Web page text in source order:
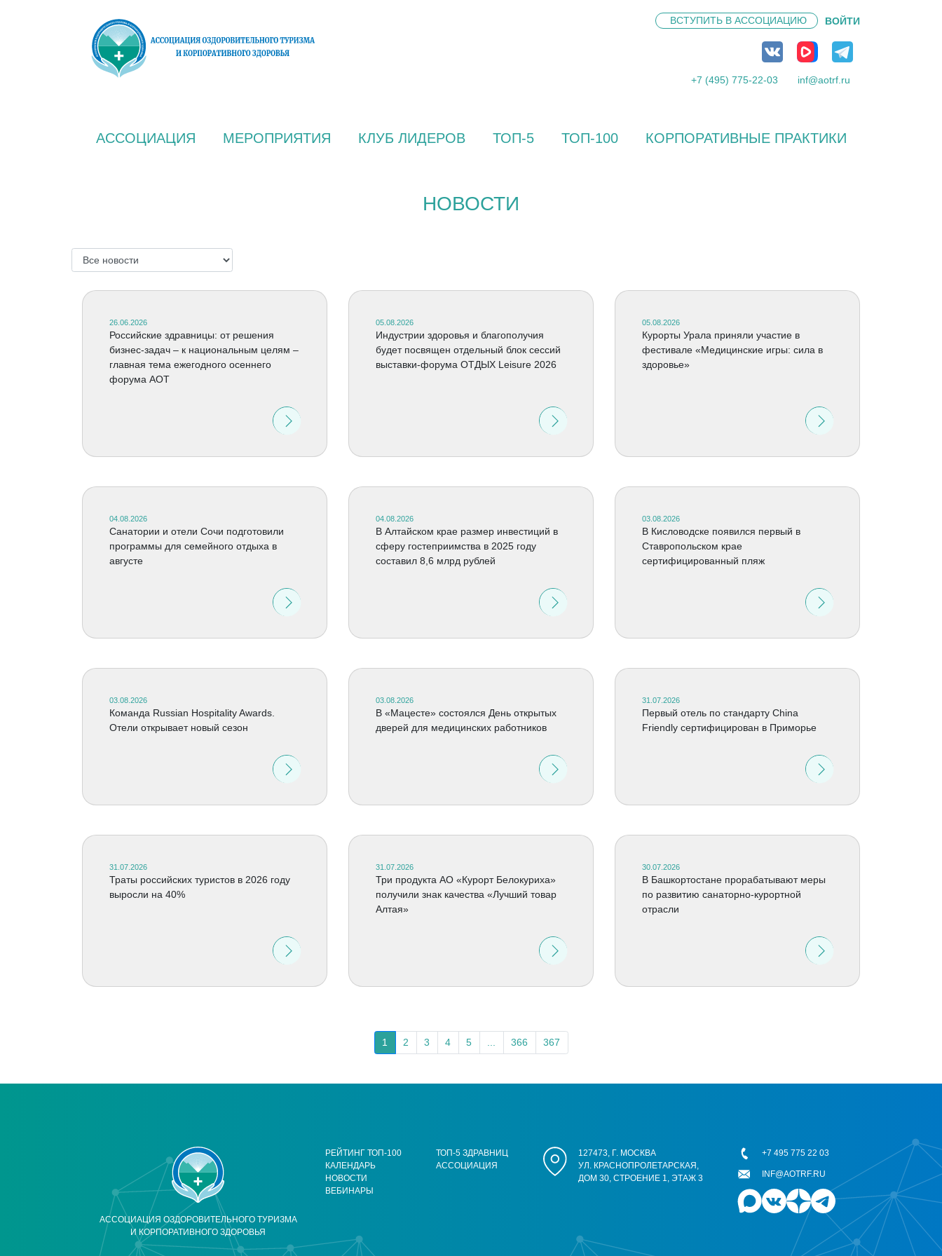
ВСТУПИТЬ В АССОЦИАЦИЮ ВОЙТИ
+7 (495) 775-22-03 inf@aotrf.ru
АССОЦИАЦИЯ МЕРОПРИЯТИЯ КЛУБ ЛИДЕРОВ ТОП-5 ТОП-100 КОРПОРАТИВНЫЕ ПРАКТИКИ
НОВОСТИ
26.06.2026
Российские здравницы: от решения
бизнес-задач – к национальным целям –
главная тема ежегодного осеннего
форума АОТ
05.08.2026
Индустрии здоровья и благополучия
будет посвящен отдельный блок сессий
выставки-форума ОТДЫХ Leisure 2026
05.08.2026
Курорты Урала приняли участие в
фестивале «Медицинские игры: сила в
здоровье»
04.08.2026
Санатории и отели Сочи подготовили
программы для семейного отдыха в
августе
04.08.2026
В Алтайском крае размер инвестиций в
сферу гостеприимства в 2025 году
составил 8,6 млрд рублей
03.08.2026
В Кисловодске появился первый в
Ставропольском крае
сертифицированный пляж
03.08.2026
Команда Russian Hospitality Awards.
Отели открывает новый сезон
03.08.2026
В «Мацесте» состоялся День открытых
дверей для медицинских работников
31.07.2026
Первый отель по стандарту China
Friendly сертифицирован в Приморье
31.07.2026
Траты российских туристов в 2026 году
выросли на 40%
31.07.2026
Три продукта АО «Курорт Белокуриха»
получили знак качества «Лучший товар
Алтая»
30.07.2026
В Башкортостане прорабатывают меры
по развитию санаторно-курортной
отрасли
1 2 3 4 5 366 367
АССОЦИАЦИЯ ОЗДОРОВИТЕЛЬНОГО ТУРИЗМА
И КОРПОРАТИВНОГО ЗДОРОВЬЯ
РЕЙТИНГ ТОП-100
КАЛЕНДАРЬ
НОВОСТИ
ВЕБИНАРЫ
ТОП-5 ЗДРАВНИЦ
АССОЦИАЦИЯ
127473, Г. МОСКВА
УЛ. КРАСНОПРОЛЕТАРСКАЯ,
ДОМ 30, СТРОЕНИЕ 1, ЭТАЖ 3
+7 495 775 22 03
INF@AOTRF.RU